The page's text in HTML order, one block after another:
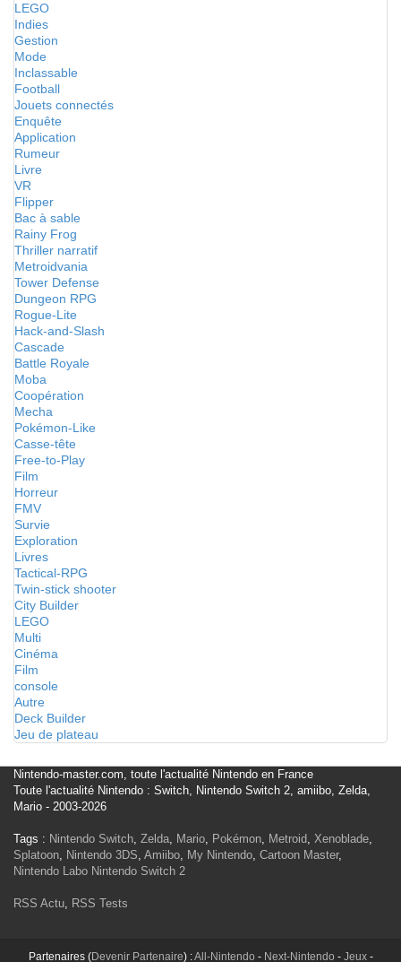
LEGO
Indies
Gestion
Mode
Inclassable
Football
Jouets connectés
Enquête
Application
Rumeur
Livre
VR
Flipper
Bac à sable
Rainy Frog
Thriller narratif
Metroidvania
Tower Defense
Dungeon RPG
Rogue-Lite
Hack-and-Slash
Cascade
Battle Royale
Moba
Coopération
Mecha
Pokémon-Like
Casse-tête
Free-to-Play
Film
Horreur
FMV
Survie
Exploration
Livres
Tactical-RPG
Twin-stick shooter
City Builder
LEGO
Multi
Cinéma
Film
console
Autre
Deck Builder
Jeu de plateau
Nintendo-master.com, toute l'actualité Nintendo en France
Toute l'actualité Nintendo : Switch, Nintendo Switch 2, amiibo, Zelda,
Mario - 2003-2026
Tags : Nintendo Switch, Zelda, Mario, Pokémon, Metroid, Xenoblade,
Splatoon, Nintendo 3DS, Amiibo, My Nintendo, Cartoon Master,
Nintendo Labo Nintendo Switch 2
RSS Actu, RSS Tests
Partenaires (Devenir Partenaire) :All-Nintendo - Next-Nintendo - Jeux-